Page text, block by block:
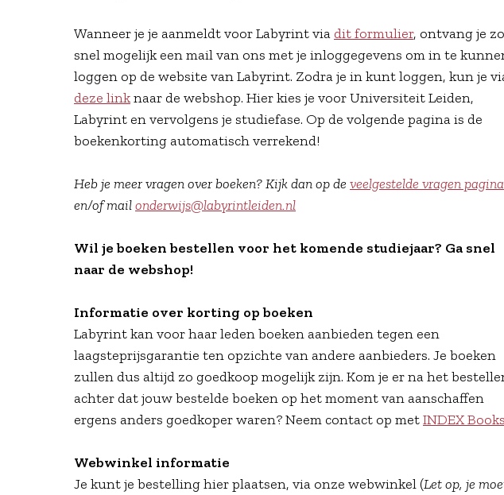
Wanneer je je aanmeldt voor Labyrint via dit formulier, ontvang je zo
snel mogelijk een mail van ons met je inloggegevens om in te
loggen op de website van Labyrint. Zodra je in kunt loggen, kun je
deze linknaar de webshop. Hier kies je voor Universiteit Leiden,
Labyrint en vervolgens je studiefase. Op de volgende pagina is de
boekenkorting automatisch verrekend!
Heb je meer vragen over boeken?Kijk dan op de veelgestelde vragen pagina
en/of mailonderwijs@labyrintleiden.nl
Wil je boeken bestellen voor het komende studiejaar? Ga snel
naar de webshop!
Informatie over korting op boeken
Labyrint kan voor haar leden boeken aanbieden tegen een
laagsteprijsgarantie ten opzichte van andere aanbieders. Je boeken
zullen dus altijd zo goedkoop mogelijk zijn. Kom je er na het
achter dat jouw bestelde boeken op het moment van aanschaffen
ergens anders goedkoper waren? Neem contact op metINDEX Books
Webwinkel informatie
Je kunt je bestelling hier plaatsen, via onze webwinkel (Let op, je